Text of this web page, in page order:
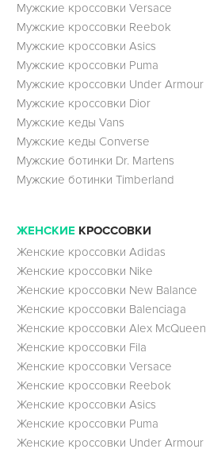
Мужские кроссовки Versace
Мужские кроссовки Reebok
Мужские кроссовки Asics
Мужские кроссовки Puma
Мужские кроссовки Under Armour
Мужские кроссовки Dior
Мужские кеды Vans
Мужские кеды Converse
Мужские ботинки Dr. Martens
Мужские ботинки Timberland
ЖЕНСКИЕ КРОССОВКИ
Женские кроссовки Adidas
Женские кроссовки Nike
Женские кроссовки New Balance
Женские кроссовки Balenciaga
Женские кроссовки Alex McQueen
Женские кроссовки Fila
Женские кроссовки Versace
Женские кроссовки Reebok
Женские кроссовки Asics
Женские кроссовки Puma
Женские кроссовки Under Armour